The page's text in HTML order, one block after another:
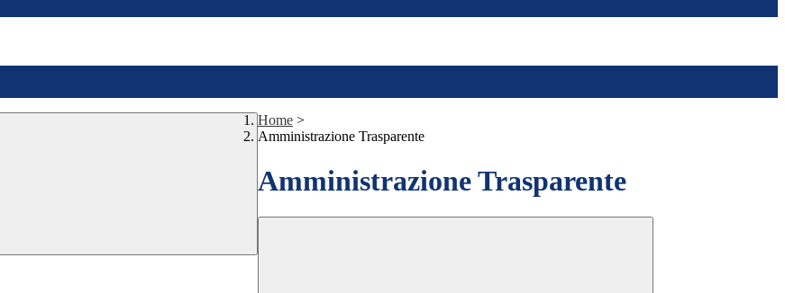
Home >
Amministrazione Trasparente
Amministrazione Trasparente